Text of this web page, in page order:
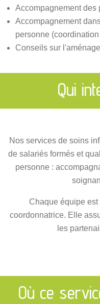
Accompagnement des
Accompagnement
personne
Conseils sur
Qui
Nos services de soins
de salariés formés et
personne :
Chaque équipe
coordonnatrice. Elle
les
Où ce